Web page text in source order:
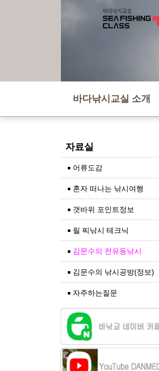
바다낚시교실 소개
자료실
어류도감
혼자 떠나는 낚시여행
갯바위 포인트정보
릴 찌낚시 테크닉
김문수의 전유동낚시
김문수의 낚시공방(정보)
자주하는질문